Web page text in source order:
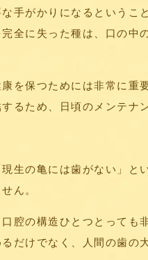
手がかりになるというこ
全に失った種は、口の中
を保つためには非常に重
るため、日頃のメンテナ
生の亀には歯がない」と
ん。
腔の構造ひとつとっても
だけでなく、人間の歯の